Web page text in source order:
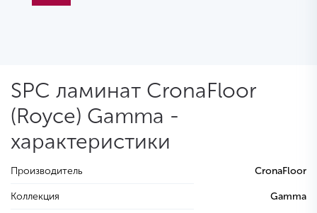
SPC ламинат CronaFloor
(Royce) Gamma -
характеристики
Производитель CronaFloor
Коллекция Gamma